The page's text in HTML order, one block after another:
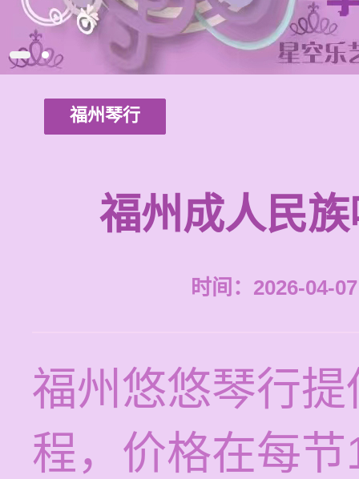
福州琴行
福州成人民
时间：2026-04-
福州悠悠琴行
程，价格在每